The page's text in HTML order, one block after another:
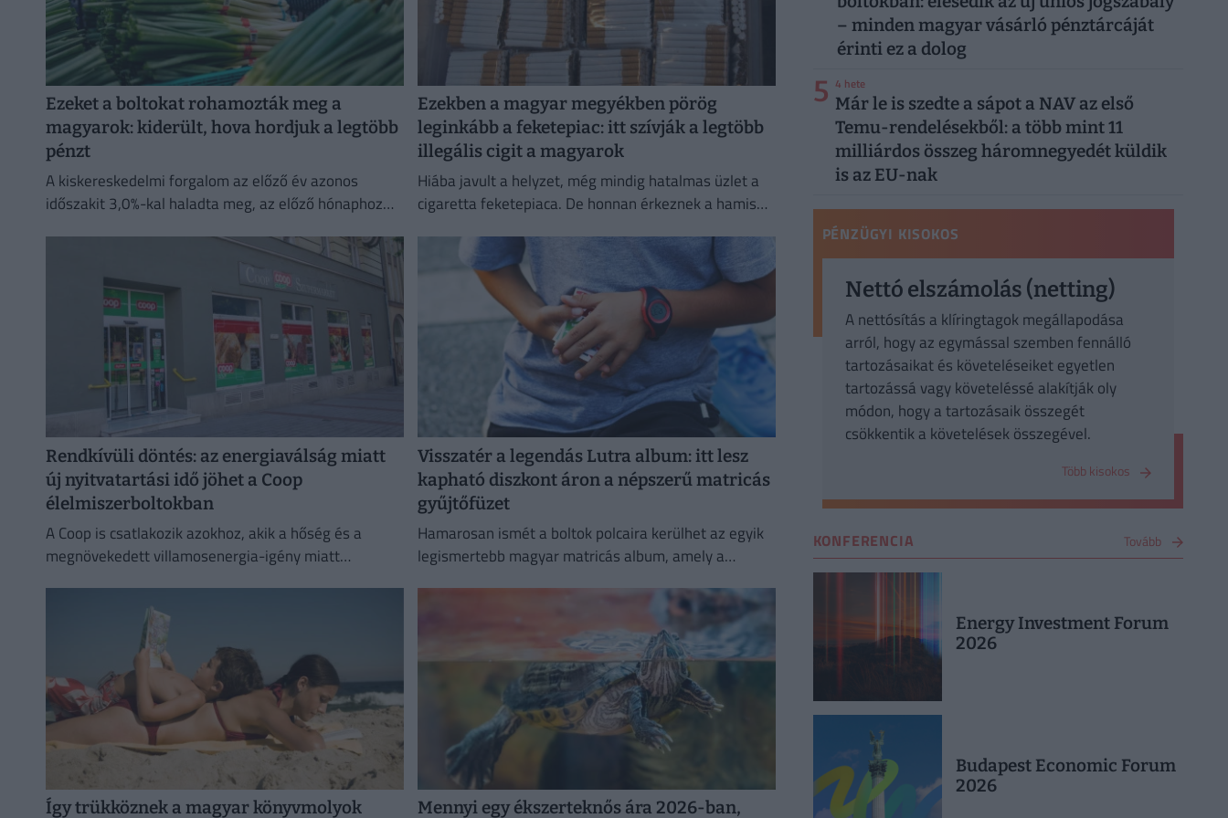
Ezeket a boltokat rohamozták meg a
magyarok: kiderült, hova hordjuk a legtöbb
pénzt
A kiskereskedelmi forgalom az előző év azonos
időszakit 3,0%-kal haladta meg, az előző hónaphoz
Ezekben a magyar megyékben pörög
leginkább a feketepiac: itt szívják a legtöbb
illegális cigit a magyarok
Hiába javult a helyzet, még mindig hatalmas üzlet a
cigaretta feketepiaca. De honnan érkeznek a hamis
Rendkívüli döntés: az energiaválság miatt
új nyitvatartási idő jöhet a Coop
élelmiszerboltokban
A Coop is csatlakozik azokhoz, akik a hőség és a
megnövekedett villamosenergia-igény miatt
Visszatér a legendás Lutra album: itt lesz
kapható diszkont áron a népszerű matricás
gyűjtőfüzet
Hamarosan ismét a boltok polcaira kerülhet az egyik
legismertebb magyar matricás album, amely a
Így trükköznek a magyar könyvmolyok Mennyi egy ékszerteknős ára 2026-ban,
– minden magyar vásárló pénztárcáját
érinti ez a dolog
5 4 hete
Már le is szedte a sápot a NAV az első
Temu-rendelésekből: a több mint 11
milliárdos összeg háromnegyedét küldik
is az EU-nak
PÉNZÜGYI KISOKOS
Nettó elszámolás (netting)
A nettósítás a klíringtagok megállapodása
arról, hogy az egymással szemben fennálló
tartozásaikat és követeléseiket egyetlen
tartozássá vagy követeléssé alakítják oly
módon, hogy a tartozásaik összegét
csökkentik a követelések összegével.
Több kisokos
KONFERENCIA Tovább
Energy Investment Forum
2026
Budapest Economic Forum
2026